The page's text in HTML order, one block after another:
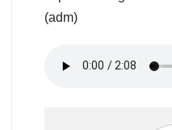
(adm)